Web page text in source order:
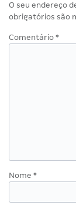
O seu endereço
obrigatórios são
Comentário *
Nome *